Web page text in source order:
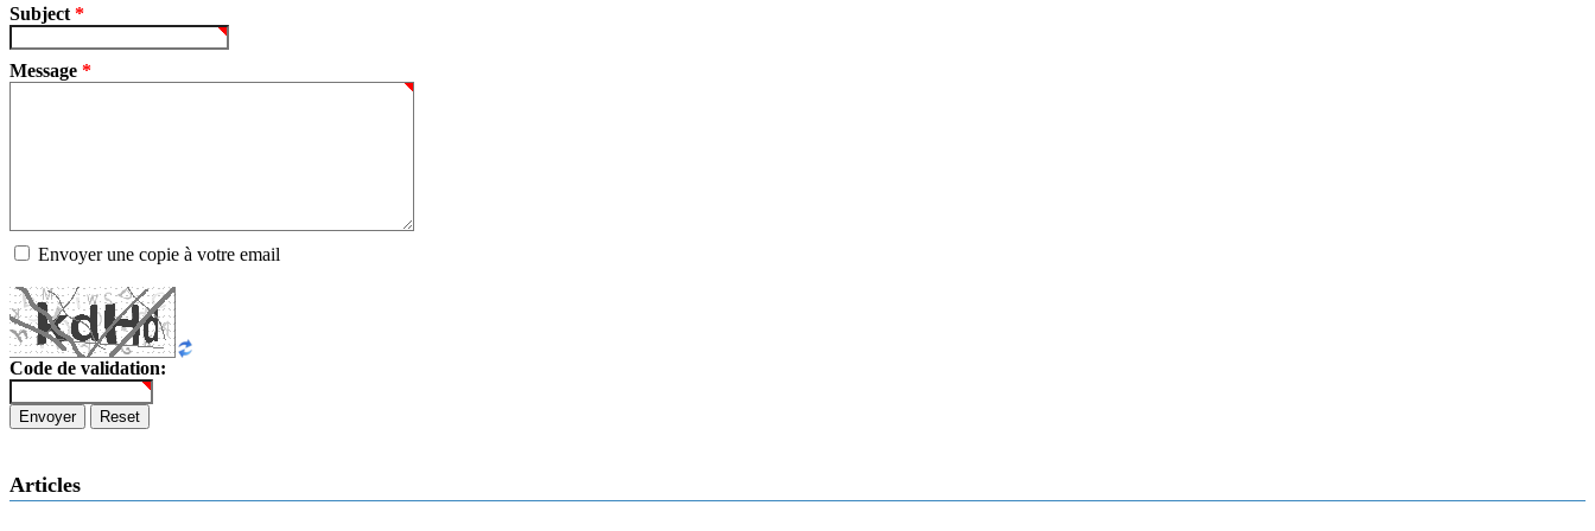
Subject *
Message *
Envoyer une copie à votre email
Code de validation:
Envoyer Reset
Articles